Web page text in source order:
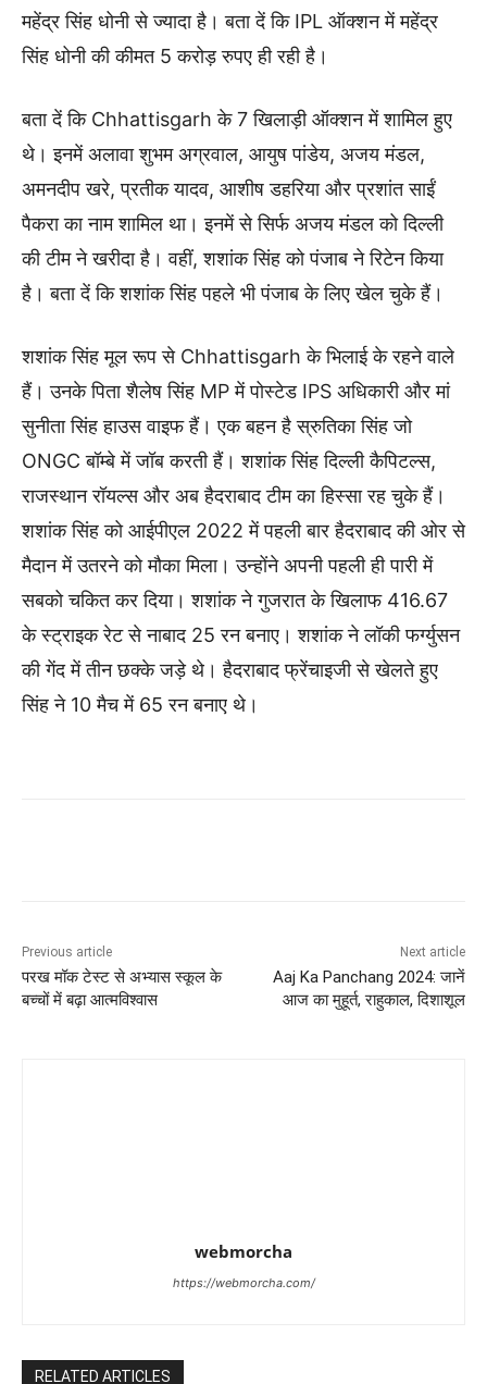
महेंद्र सिंह धोनी से ज्यादा है। बता दें कि IPL ऑक्शन में महेंद्र
सिंह धोनी की कीमत 5 करोड़ रुपए ही रही है।
बता दें कि Chhattisgarh के 7 खिलाड़ी ऑक्शन में शामिल हुए
थे। इनमें अलावा शुभम अग्रवाल, आयुष पांडेय, अजय मंडल,
अमनदीप खरे, प्रतीक यादव, आशीष डहरिया और प्रशांत साईं
पैकरा का नाम शामिल था। इनमें से सिर्फ अजय मंडल को दिल्ली
की टीम ने खरीदा है। वहीं, शशांक सिंह को पंजाब ने रिटेन किया
है। बता दें कि शशांक सिंह पहले भी पंजाब के लिए खेल चुके हैं।
शशांक सिंह मूल रूप से Chhattisgarh के भिलाई के रहने वाले
हैं। उनके पिता शैलेष सिंह MP में पोस्टेड IPS अधिकारी और मां
सुनीता सिंह हाउस वाइफ हैं। एक बहन है स्रुतिका सिंह जो
ONGC बॉम्बे में जॉब करती हैं। शशांक सिंह दिल्ली कैपिटल्स,
राजस्थान रॉयल्स और अब हैदराबाद टीम का हिस्सा रह चुके हैं।
शशांक सिंह को आईपीएल 2022 में पहली बार हैदराबाद की ओर से
मैदान में उतरने को मौका मिला। उन्होंने अपनी पहली ही पारी में
सबको च​कित कर दिया। शशांक ने गुजरात के खिलाफ 416.67
के स्ट्राइक रेट से नाबाद 25 रन बनाए। शशांक ने लॉकी फर्ग्युसन
की गेंद में तीन छक्के जड़े थे। हैदराबाद फ्रेंचाइजी से खेलते हुए
सिंह ने 10 मैच में 65 रन बनाए थे।
Previous article
परख मॉक टेस्ट से अभ्यास स्कूल के
बच्चों में बढ़ा आत्मविश्वास
Next article
Aaj Ka Panchang 2024: जानें
आज का मुहूर्त, राहुकाल, दिशाशूल
webmorcha
https://webmorcha.com/
RELATED ARTICLES